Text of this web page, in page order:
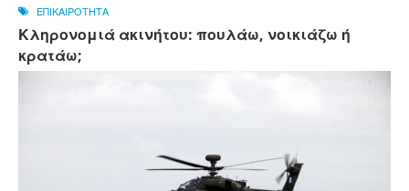
ΕΠΙΚΑΙΡΟΤΗΤΑ
Κληρονομιά ακινήτου: πουλάω, νοικιάζω ή
κρατάω;